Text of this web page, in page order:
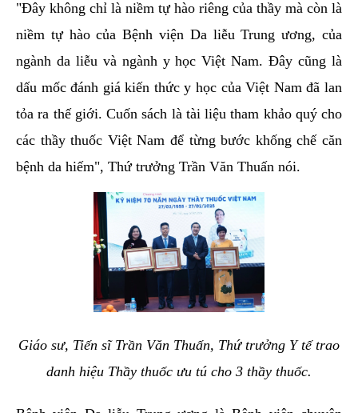
"Đây không chỉ là niềm tự hào riêng của thầy mà còn là
niềm tự hào của Bệnh viện Da liễu Trung ương, của
ngành da liễu và ngành y học Việt Nam. Đây cũng là
dấu mốc đánh giá kiến thức y học của Việt Nam đã lan
tỏa ra thế giới. Cuốn sách là tài liệu tham khảo quý cho
các thầy thuốc Việt Nam để từng bước khống chế căn
bệnh da hiếm", Thứ trưởng Trần Văn Thuấn nói.
Giáo sư, Tiến sĩ Trần Văn Thuấn, Thứ trưởng Y tế trao
danh hiệu Thầy thuốc ưu tú cho 3 thầy thuốc.